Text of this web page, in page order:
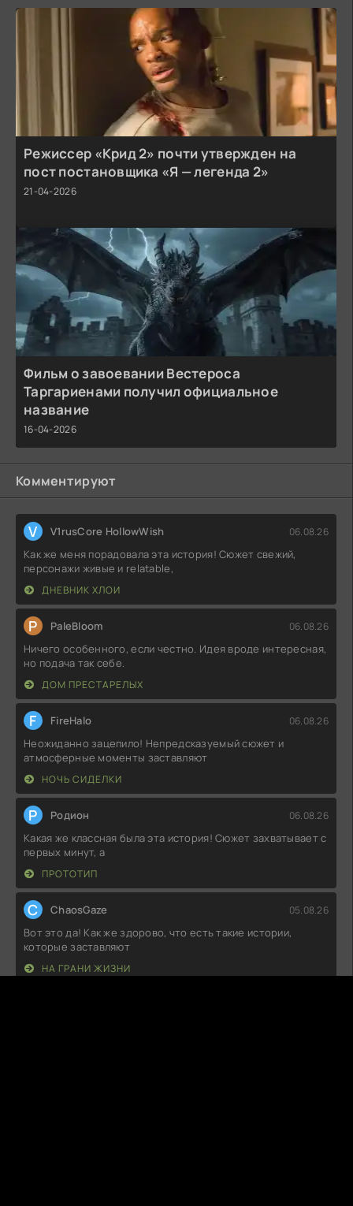
Режиссер «Крид 2» почти утвержден на
пост постановщика «Я — легенда 2»
21-04-2026
Фильм о завоевании Вестероса
Таргариенами получил официальное
название
16-04-2026
Комментируют
V V1rusCore HollowWish 06.08.26
Как же меня порадовала эта история! Сюжет свежий,
персонажи живые и relatable,
ДНЕВНИК ХЛОИ
P PaleBloom 06.08.26
Ничего особенного, если честно. Идея вроде интересная,
но подача так себе.
ДОМ ПРЕСТАРЕЛЫХ
F FireHalo 06.08.26
Неожиданно зацепило! Непредсказуемый сюжет и
атмосферные моменты заставляют
НОЧЬ СИДЕЛКИ
Р Родион 06.08.26
Какая же классная была эта история! Сюжет захватывает с
первых минут, а
ПРОТОТИП
C ChaosGaze 05.08.26
Вот это да! Как же здорово, что есть такие истории,
которые заставляют
НА ГРАНИ ЖИЗНИ